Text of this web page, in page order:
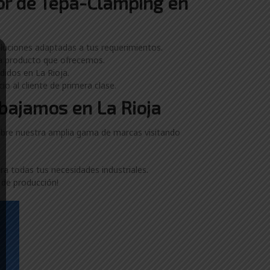
adaptadas a tus requerimientos.
producto que ofrecemos.
en La Rioja.
al cliente de primera clase.
en La Rioja
nuestra amplia gama de marcas visitando
todas tus necesidades industriales.
producción!